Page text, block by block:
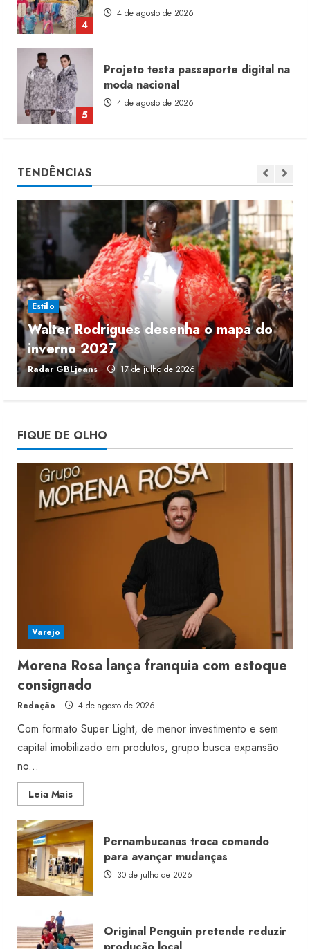
5
4 de agosto de 2026
1
Dia dos Pais reforça retomada da
moda no varejo
7 de agosto de 2026
2
3
Renata Caixeta assume Movimento
Sou de Algodão
5 de agosto de 2026
4
Fakini prevê R$345 milhões de
receita em 2026
4 de agosto de 2026
5
Projeto testa passaporte digital na
moda nacional
4 de agosto de 2026
TENDÊNCIAS
Estilo
Walter Rodrigues desenha o mapa do
inverno 2027
Radar GBLjeans 17 de julho de 2026
FIQUE DE OLHO
Varejo
Morena Rosa lança franquia com estoque
consignado
Redação 4 de agosto de 2026
Com formato Super Light, de menor investimento e sem
capital imobilizado em produtos, grupo busca expansão
no...
Leia MaisRead
more
Morena
Rosa
lança
franquia
com
estoque
consignado
Pernambucanas troca comando
para avançar mudanças
30 de julho de 2026
Original Penguin pretende reduzir